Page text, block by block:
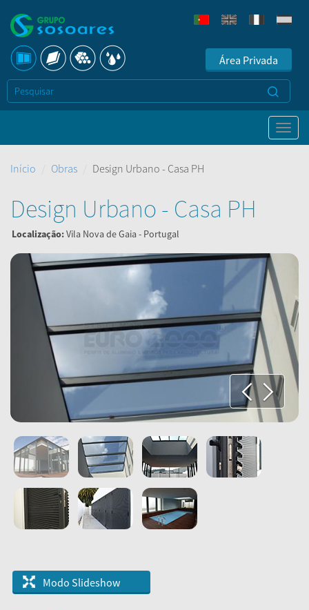
Área Privada
Início Obras Design Urbano - Casa PH
Design Urbano - Casa PH
Localização:Vila Nova de Gaia - Portugal
Modo Slideshow